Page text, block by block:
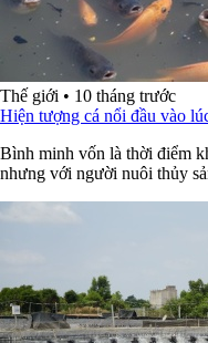
Thế giới • 10 tháng trước
Hiện tượng cá nổi đầu vào
Bình minh vốn là thời điểm
nhưng với người nuôi thủy